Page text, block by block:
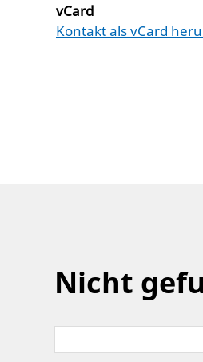
vCard
Kontakt als vCard
Nicht